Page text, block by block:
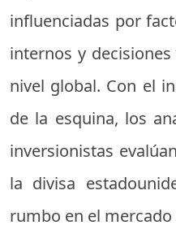
influenciadas por
internos y
nivel global. Con el
de la esquina, los
inversionistas
la divisa
rumbo en el mercado